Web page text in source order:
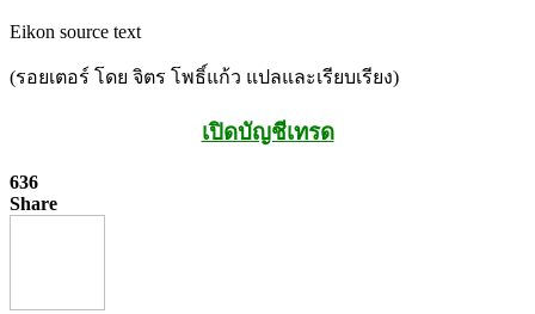
Eikon source text
(รอยเตอร์ โดย จิตร โพธิ์แก้ว แปลและเรียบเรียง)
เปิดบัญชีเทรด
636
Share